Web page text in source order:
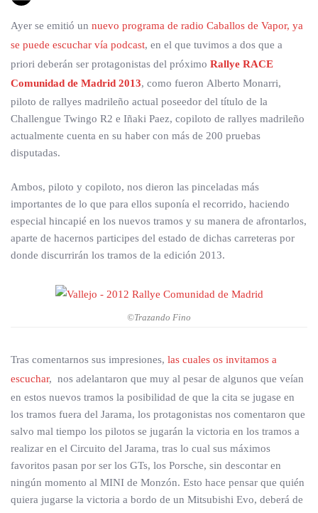
Ayer se emitió un nuevo programa de radio Caballos de Vapor, ya
se puede escuchar vía podcast, en el que tuvimos a dos que a
priori deberán ser protagonistas del próximo Rallye RACE
Comunidad de Madrid 2013, como fueron Alberto Monarri,
piloto de rallyes madrileño actual poseedor del título de la
Challengue Twingo R2 e Iñaki Paez, copiloto de rallyes madrileño
actualmente cuenta en su haber con más de 200 pruebas
disputadas.
Ambos, piloto y copiloto, nos dieron las pinceladas más
importantes de lo que para ellos suponía el recorrido, haciendo
especial hincapié en los nuevos tramos y su manera de afrontarlos,
aparte de hacernos participes del estado de dichas carreteras por
donde discurrirán los tramos de la edición 2013.
©Trazando Fino
Tras comentarnos sus impresiones, las cuales os invitamos a
escuchar, nos adelantaron que muy al pesar de algunos que veían
en estos nuevos tramos la posibilidad de que la cita se jugase en
los tramos fuera del Jarama, los protagonistas nos comentaron que
salvo mal tiempo los pilotos se jugarán la victoria en los tramos a
realizar en el Circuito del Jarama, tras lo cual sus máximos
favoritos pasan por ser los GTs, los Porsche, sin descontar en
ningún momento al MINI de Monzón. Esto hace pensar que quién
quiera jugarse la victoria a bordo de un Mitsubishi Evo, deberá de